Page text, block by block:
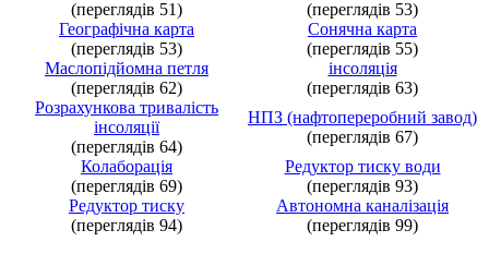
(переглядів 51)
(переглядів 53)
Географічна карта
(переглядів 53)
Сонячна карта
(переглядів 55)
Маслопідйомна петля
(переглядів 62)
інсоляція
(переглядів 63)
Розрахункова тривалість
інсоляції
(переглядів 64)
НПЗ (нафтопереробний завод)
(переглядів 67)
Колаборація
(переглядів 69)
Редуктор тиску води
(переглядів 93)
Редуктор тиску
(переглядів 94)
Автономна каналізація
(переглядів 99)